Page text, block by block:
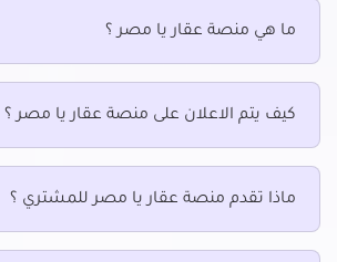
ما هي منصة عقار يا مصر ؟
كيف يتم الاعلان على منصة عقار يا مصر ؟
ماذا تقدم منصة عقار يا مصر للمشتري ؟